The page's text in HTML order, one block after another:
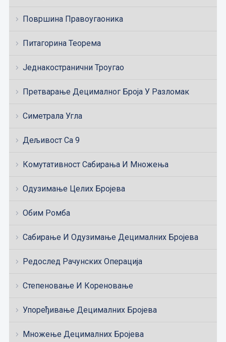
Површина Правоугаоника
Питагорина Теорема
Једнакостранични Троугао
Претварање Децималног Броја У Разломак
Симетрала Угла
Дељивост Са 9
Комутативност Сабирања И Множења
Одузимање Целих Бројева
Обим Ромба
Сабирање И Одузимање Децималних Бројева
Редослед Рачунских Операција
Степеновање И Кореновање
Упоређивање Децималних Бројева
Множење Децималних Бројева